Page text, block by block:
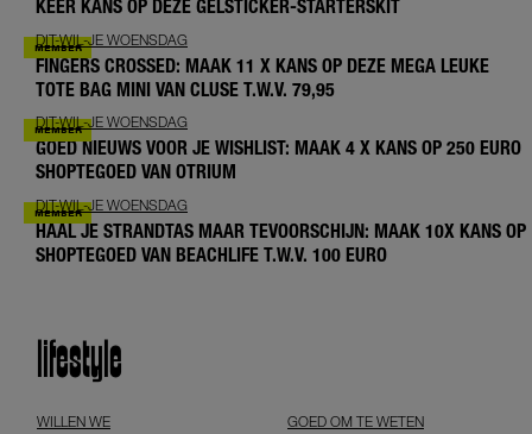
KEER KANS OP DEZE GELSTICKER-STARTERSKIT
DIT-WIL-JE WOENSDAG
FINGERS CROSSED: MAAK 11 X KANS OP DEZE MEGA LEUKE
TOTE BAG MINI VAN CLUSE T.W.V. 79,95
DIT-WIL-JE WOENSDAG
GOED NIEUWS VOOR JE WISHLIST: MAAK 4 X KANS OP 250 EURO
SHOPTEGOED VAN OTRIUM
DIT-WIL-JE WOENSDAG
HAAL JE STRANDTAS MAAR TEVOORSCHIJN: MAAK 10X KANS OP
SHOPTEGOED VAN BEACHLIFE T.W.V. 100 EURO
lifestyle
WILLEN WE GOED OM TE WETEN